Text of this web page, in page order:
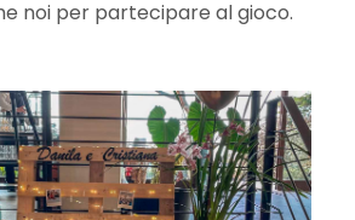
noi per partecipare al gioco.